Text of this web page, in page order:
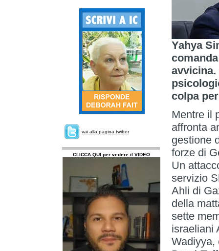
vai alla pagina twitter
CLICCA QUI per vedere il VIDEO
Yahya
avvicina.
colpa
Mentre il
affronta
gestione
forze di
Un
servizio
Ahli di
della
sette
israeliani
Wadiyya,